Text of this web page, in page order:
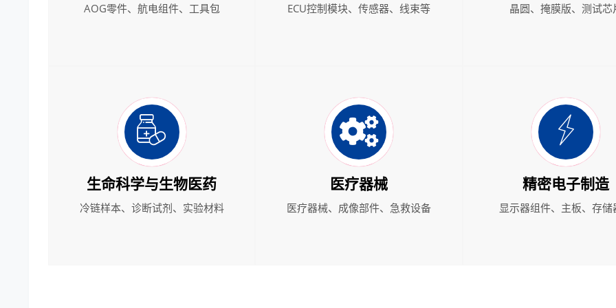
AOG零件、航电组件、工具包 ECU控制模块、传感器、线束等 晶圆、掩膜版、测试芯
生命科学与生物医药
冷链样本、诊断试剂、实验材料
医疗器械
医疗器械、成像部件、急救设备
精密电子制造
显示器组件、主板、存储